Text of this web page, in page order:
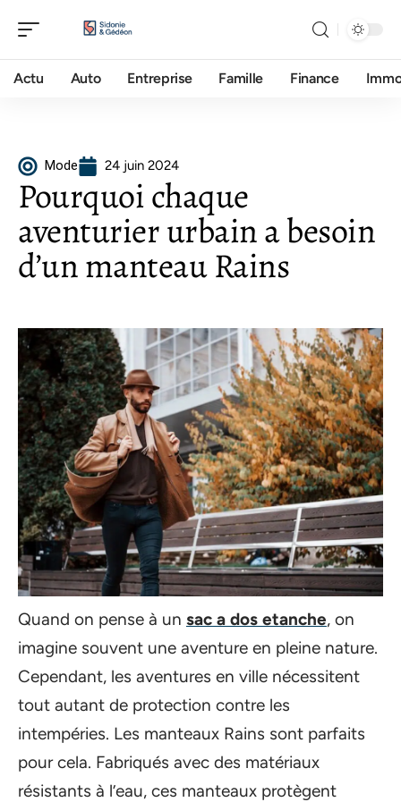
Actu Auto Entreprise Famille Finance
Mode 24 juin 2024
Pourquoi chaque
aventurier urbain a besoin
d’un manteau Rains
Quand on pense à un sac a dos etanche, on
imagine souvent une aventure en pleine nature.
Cependant, les aventures en ville nécessitent
tout autant de protection contre les
intempéries. Les manteaux Rains sont parfaits
pour cela. Fabriqués avec des matériaux
résistants à l’eau, ces manteaux protègent